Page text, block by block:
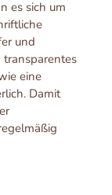
es sich um
und
transparentes
eine
Damit